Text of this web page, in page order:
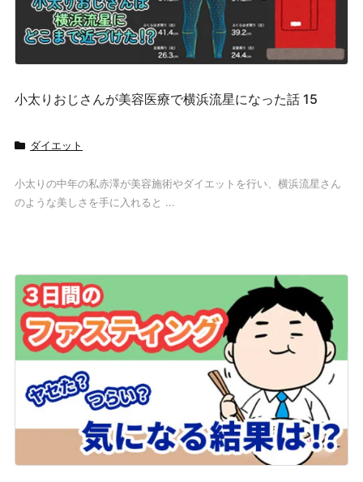
小太りおじさんが美容医療で横浜流星になった話 15
ダイエット
小太りの中年の私赤澤が美容施術やダイエットを行い、横浜流星さん
のような美しさを手に入れると ...